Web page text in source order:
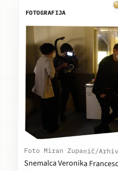
FOTOGRAFIJA
Foto Miran Zupanič/Arhiv
Snemalca Veronika
Žigart ter režiser Anže Grčar